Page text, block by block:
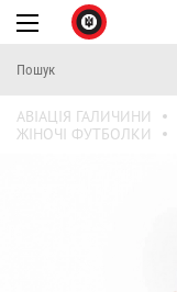
АВІАЦІЯ ГАЛИЧИНИ
ЖІНОЧІ ФУТБОЛКИ